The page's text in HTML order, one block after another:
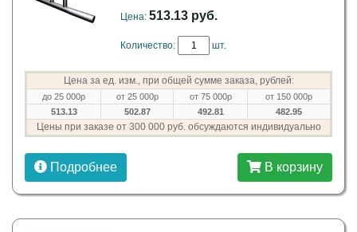
Цена: 513.13 руб.
Количество: шт.
Цена за ед. изм., при общей сумме заказа, рублей:
до 25 000р от 25 000р от 75 000р
от 150 000р
513.13
502.87 492.81 482.95
Цены при заказе от 300 000 руб. обсуждаются индивидуально
Подробнее В корзину